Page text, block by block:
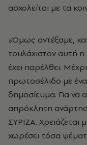
ασχολείται με τα
»Όμως αντέξαμε,
τουλάχιστον αυτή
έχει παρέλθει.
πρωτοσέλιδο με
δημοσίευμα. Για να
απρόκλητη
ΣΥΡΙΖΑ. Χρειάζεται
χωρέσει τόσα